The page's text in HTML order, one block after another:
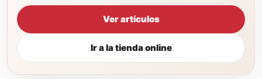
Ver artículos
Ir a la tienda online